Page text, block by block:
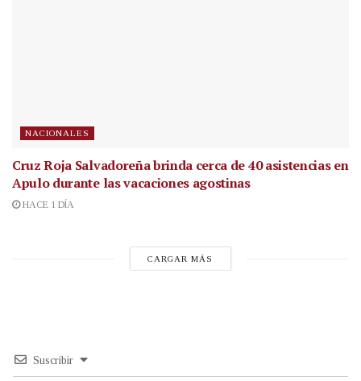
NACIONALES
Cruz Roja Salvadoreña brinda cerca de 40 asistencias en
Apulo durante las vacaciones agostinas
HACE 1 DÍA
CARGAR MÁS
Suscribir